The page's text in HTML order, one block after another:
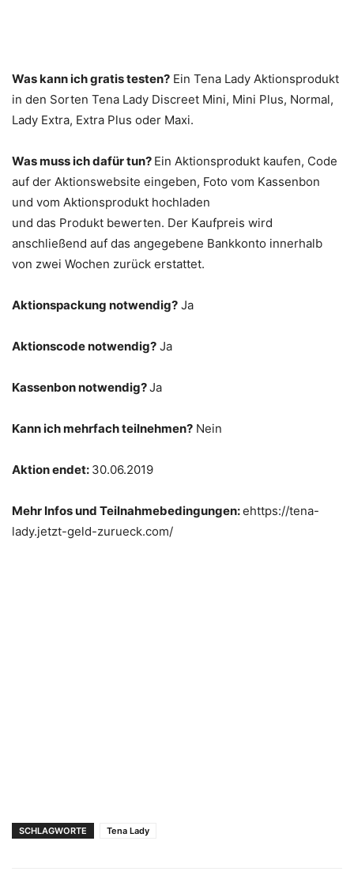
Was kann ich gratis testen? Ein Tena Lady Aktionsprodukt
in den Sorten Tena Lady Discreet Mini, Mini Plus, Normal,
Lady Extra, Extra Plus oder Maxi.
Was muss ich dafür tun? Ein Aktionsprodukt kaufen, Code
auf der Aktionswebsite eingeben, Foto vom Kassenbon
und vom Aktionsprodukt hochladen
und das Produkt bewerten. Der Kaufpreis wird
anschließend auf das angegebene Bankkonto innerhalb
von zwei Wochen zurück erstattet.
Aktionspackung notwendig? Ja
Aktionscode notwendig? Ja
Kassenbon notwendig?Ja
Kann ich mehrfach teilnehmen? Nein
Aktion endet: 30.06.2019
Mehr Infos und Teilnahmebedingungen:ehttps://tena-
lady.jetzt-geld-zurueck.com/
SCHLAGWORTE Tena Lady